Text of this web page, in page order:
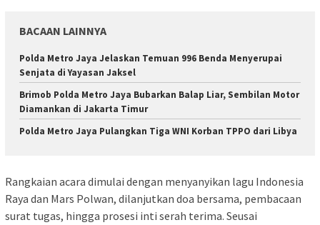
BACAAN LAINNYA
Polda Metro Jaya Jelaskan Temuan 996 Benda Menyerupai
Senjata di Yayasan Jaksel
Brimob Polda Metro Jaya Bubarkan Balap Liar, Sembilan Motor
Diamankan di Jakarta Timur
Polda Metro Jaya Pulangkan Tiga WNI Korban TPPO dari Libya
Rangkaian acara dimulai dengan menyanyikan lagu Indonesia
Raya dan Mars Polwan, dilanjutkan doa bersama, pembacaan
surat tugas, hingga prosesi inti serah terima. Seusai